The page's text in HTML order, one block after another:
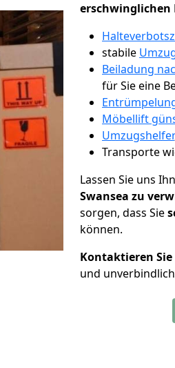
erschwinglichen
stabile
Beiladung
für Sie eine
Möbellift
Umzugshelfer
Transporte
Lassen Sie uns
Swansea zu
sorgen, dass Sie
können.
Kontaktieren
und